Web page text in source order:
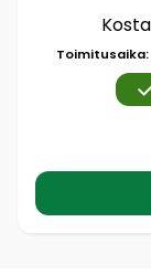
Toimitusaika: